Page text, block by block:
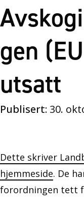
gen
utsatt
Publisert: 30.
Dette skriver
hjemmeside. De
forordningen tett